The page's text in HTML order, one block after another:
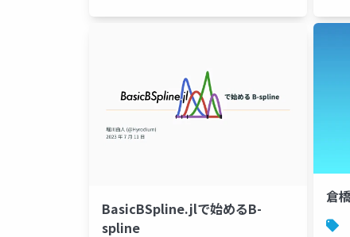
BasicBSpline.jlで始めるB-
spline
倉